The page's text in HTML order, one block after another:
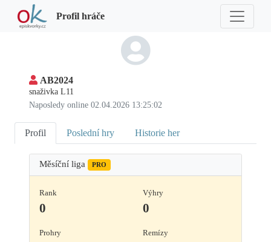
Profil hráče
AB2024
snaživka L11
Naposledy online 02.04.2026 13:25:02
Profil Poslední hry Historie her
Měsíční liga PRO
Rank
0
Výhry
0
Prohry Remízy